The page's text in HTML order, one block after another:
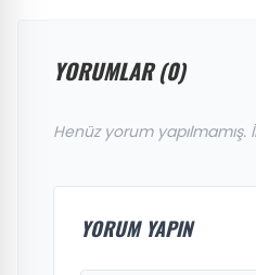
YORUMLAR (0)
Henüz yorum yapılmamış.
YORUM YAPIN